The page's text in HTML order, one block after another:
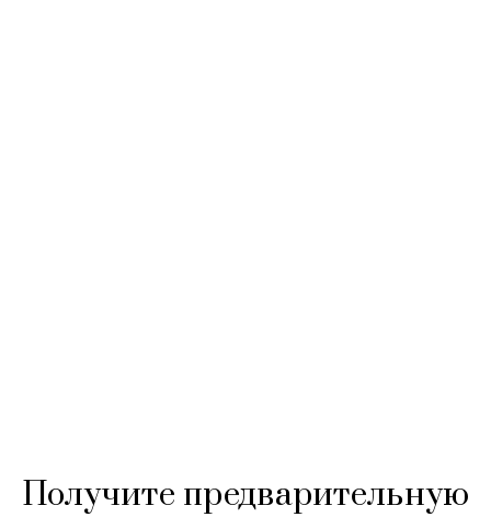
Получите предварительную